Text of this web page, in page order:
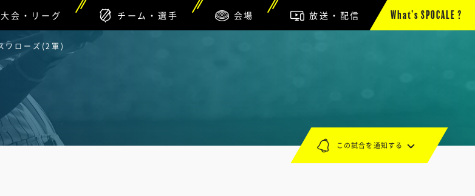
大会・リーグ チーム・選手 会場 放送・配信 What’s SPOCALE ?
ワローズ(2軍)
この試合を通知する